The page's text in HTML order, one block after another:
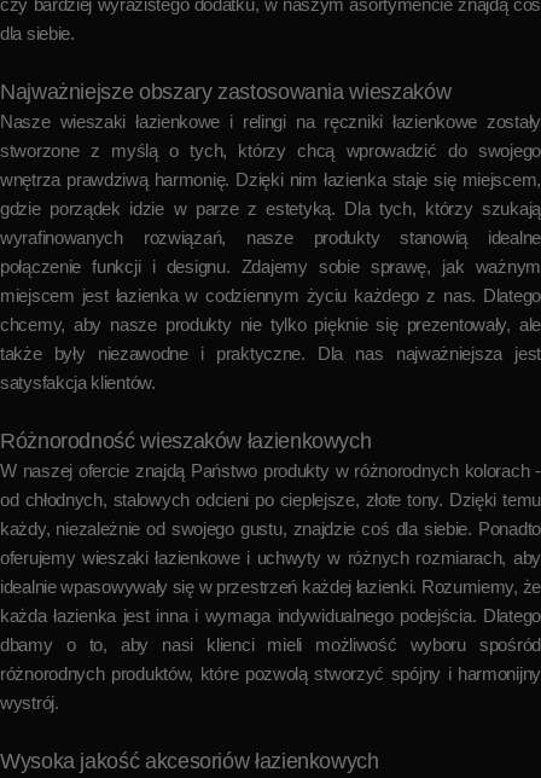
czy bardziej wyrazistego dodatku, w naszym asortymencie znajdą coś
dla siebie.
Najważniejsze obszary zastosowania wieszaków
Nasze wieszaki łazienkowe i relingi na ręczniki łazienkowe zostały
stworzone z myślą o tych, którzy chcą wprowadzić do swojego
wnętrza prawdziwą harmonię. Dzięki nim łazienka staje się miejscem,
gdzie porządek idzie w parze z estetyką. Dla tych, którzy szukają
wyrafinowanych rozwiązań, nasze produkty stanowią idealne
połączenie funkcji i designu. Zdajemy sobie sprawę, jak ważnym
miejscem jest łazienka w codziennym życiu każdego z nas. Dlatego
chcemy, aby nasze produkty nie tylko pięknie się prezentowały, ale
także były niezawodne i praktyczne. Dla nas najważniejsza jest
satysfakcja klientów.
Różnorodność wieszaków łazienkowych
W naszej ofercie znajdą Państwo produkty w różnorodnych kolorach -
od chłodnych, stalowych odcieni po cieplejsze, złote tony. Dzięki temu
każdy, niezależnie od swojego gustu, znajdzie coś dla siebie. Ponadto
oferujemy wieszaki łazienkowe i uchwyty w różnych rozmiarach, aby
idealnie wpasowywały się w przestrzeń każdej łazienki. Rozumiemy, że
każda łazienka jest inna i wymaga indywidualnego podejścia. Dlatego
dbamy o to, aby nasi klienci mieli możliwość wyboru spośród
różnorodnych produktów, które pozwolą stworzyć spójny i harmonijny
wystrój.
Wysoka jakość akcesoriów łazienkowych